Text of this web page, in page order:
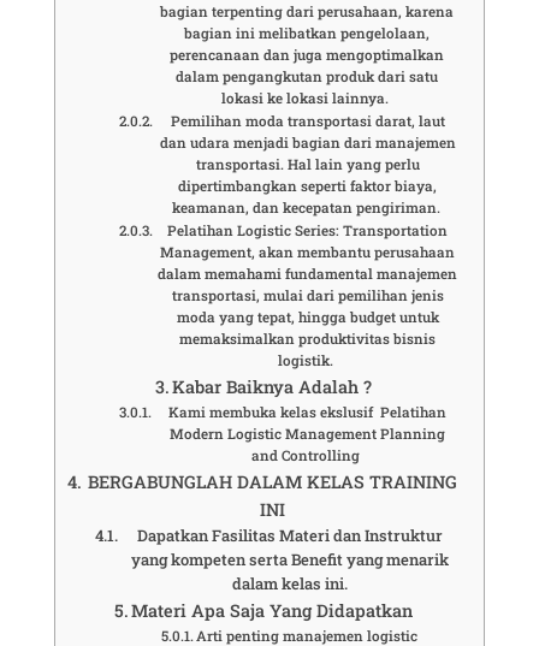
bagian terpenting dari perusahaan, karena
bagian ini melibatkan pengelolaan,
perencanaan dan juga mengoptimalkan
dalam pengangkutan produk dari satu
lokasi ke lokasi lainnya.
Pemilihan moda transportasi darat, laut
dan udara menjadi bagian dari manajemen
transportasi. Hal lain yang perlu
dipertimbangkan seperti faktor biaya,
keamanan, dan kecepatan pengiriman.
Pelatihan Logistic Series: Transportation
Management, akan membantu perusahaan
dalam memahami fundamental manajemen
transportasi, mulai dari pemilihan jenis
moda yang tepat, hingga budget untuk
memaksimalkan produktivitas bisnis
logistik.
Kabar Baiknya Adalah ?
Kami membuka kelas ekslusif Pelatihan
Modern Logistic Management Planning
and Controlling
BERGABUNGLAH DALAM KELAS TRAINING
INI
Dapatkan Fasilitas Materi dan Instruktur
yang kompeten serta Benefit yang menarik
dalam kelas ini.
Materi Apa Saja Yang Didapatkan
Arti penting manajemen logistic